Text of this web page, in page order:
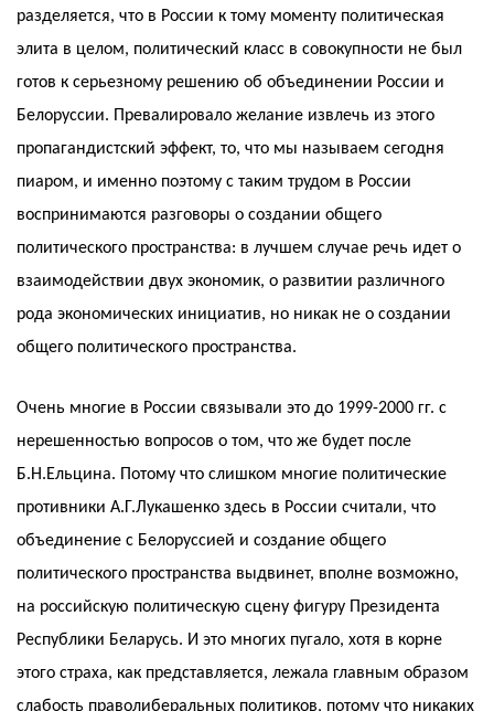
разделяется, что в России к тому моменту политическая
элита в целом, политический класс в совокупности не был
готов к серьезному решению об объединении России и
Белоруссии. Превалировало желание извлечь из этого
пропагандистский эффект, то, что мы называем сегодня
пиаром, и именно поэтому с таким трудом в России
воспринимаются разговоры о создании общего
политического пространства: в лучшем случае речь идет о
взаимодействии двух экономик, о развитии различного
рода экономических инициатив, но никак не о создании
общего политического пространства.
Очень многие в России связывали это до 1999-2000 гг. с
нерешенностью вопросов о том, что же будет после
Б.Н.Ельцина. Потому что слишком многие политические
противники А.Г.Лукашенко здесь в России считали, что
объединение с Белоруссией и создание общего
политического пространства выдвинет, вполне возможно,
на российскую политическую сцену фигуру Президента
Республики Беларусь. И это многих пугало, хотя в корне
этого страха, как представляется, лежала главным образом
слабость праволиберальных политиков, потому что никаких